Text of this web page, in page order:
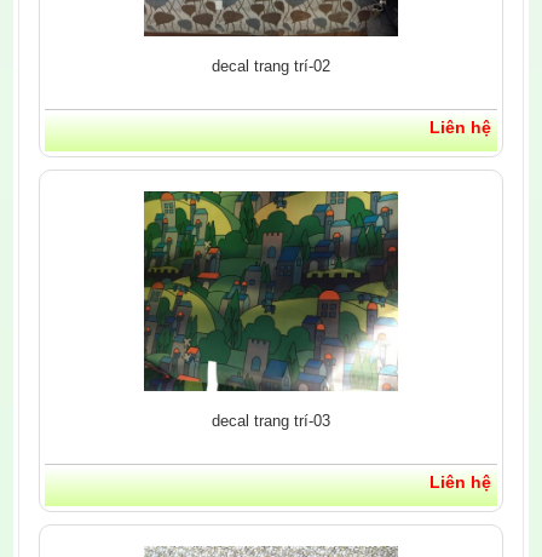
decal trang trí-02
Liên hệ
decal trang trí-03
Liên hệ